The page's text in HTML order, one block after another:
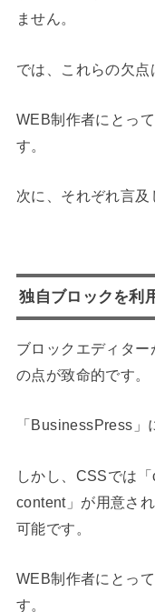
ません。
では、これらの欠点
WEB制作者にとっ
す。
次に、それぞれ言及
独自ブロックを利
ブロックエディタ
の点が致命的です。
「BusinessPress」
しかし、CSSでは
content」が用意さ
可能です。
WEB制作者にとっ
す。